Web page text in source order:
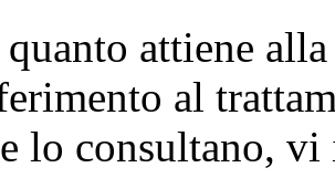
attiene
al
lo consultano,